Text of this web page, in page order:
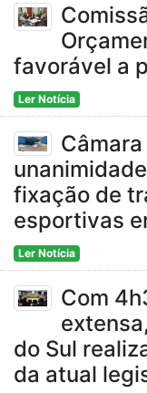
favorável a
Ler Notícia
fixação de
esportivas
Ler Notícia
Com
do Sul
da atual